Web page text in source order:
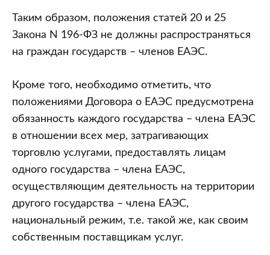
Таким образом, положения статей 20 и 25
Закона N 196-ФЗ не должны распространяться
на граждан государств – членов ЕАЭС.
Кроме того, необходимо отметить, что
положениями Договора о ЕАЭС предусмотрена
обязанность каждого государства – члена ЕАЭС
в отношении всех мер, затрагивающих
торговлю услугами, предоставлять лицам
одного государства – члена ЕАЭС,
осуществляющим деятельность на территории
другого государства – члена ЕАЭС,
национальный режим, т.е. такой же, как своим
собственным поставщикам услуг.